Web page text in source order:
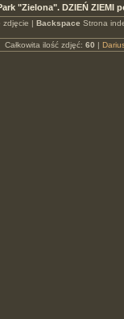
"Zielona". DZIEŃ ZIEMI
zdjęcie | Backspace Strona
Całkowita ilość zdjęć: 60 |